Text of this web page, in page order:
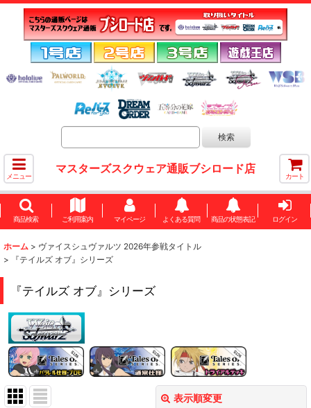
メニュー
マスターズスクウェア通販ブシロード店
カート
商品検索 ご利用案内 マイページ よくある質問 商品の状態表記 ログイン
ホーム > ヴァイスシュヴァルツ 2026年参戦タイトル
>
『テイルズ オブ』シリーズ
『テイルズ オブ』シリーズ
表示順変更